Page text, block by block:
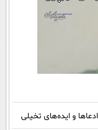
و ایده‌های تخیلی